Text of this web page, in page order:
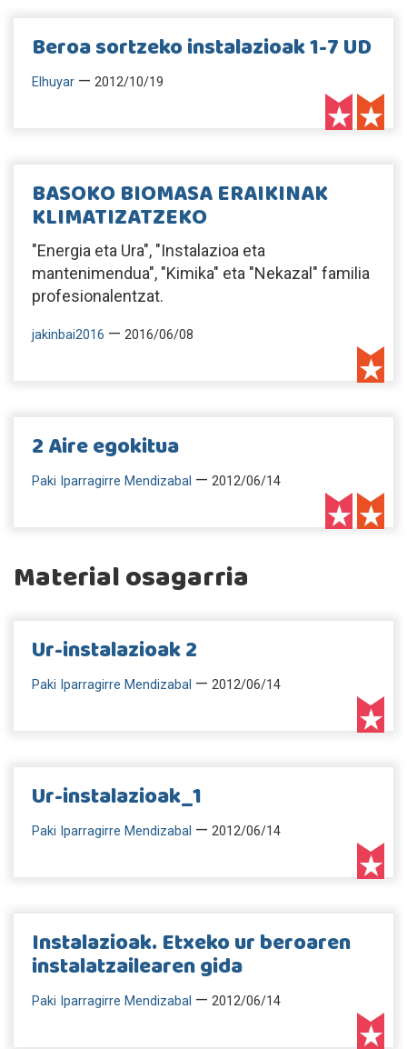
Beroa sortzeko instalazioak 1-7 UD
Elhuyar — 2012/10/19
BASOKO BIOMASA ERAIKINAK
KLIMATIZATZEKO
"Energia eta Ura", "Instalazioa eta
mantenimendua", "Kimika" eta "Nekazal" familia
profesionalentzat.
jakinbai2016 — 2016/06/08
2 Aire egokitua
Paki Iparragirre Mendizabal — 2012/06/14
Material osagarria
Ur-instalazioak 2
Paki Iparragirre Mendizabal — 2012/06/14
Ur-instalazioak_1
Paki Iparragirre Mendizabal — 2012/06/14
Instalazioak. Etxeko ur beroaren
instalatzailearen gida
Paki Iparragirre Mendizabal — 2012/06/14